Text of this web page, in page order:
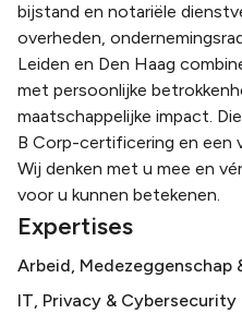
bijstand en notariële
overheden,
Leiden en Den Haag
met persoonlijke
maatschappelijke impact.
B Corp-certificering en een
Wij denken met u mee en
voor u kunnen betekenen.
Expertises
Arbeid, Medezeggenschap
IT, Privacy & Cybersecurity